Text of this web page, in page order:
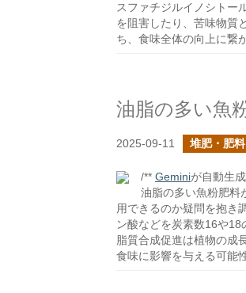
スファチジルイノシトー
を阻害したり、苦味物質
ち、食味全体の向上に繋
油脂の多い魚
2025-09-11 堆肥・肥料
/** Geminiが自動生
油脂の多い魚粉肥料
用できるのか疑問を抱き
ン酸などを炭素数16や
脂質合成促進は植物の成
食味に影響を与える可能